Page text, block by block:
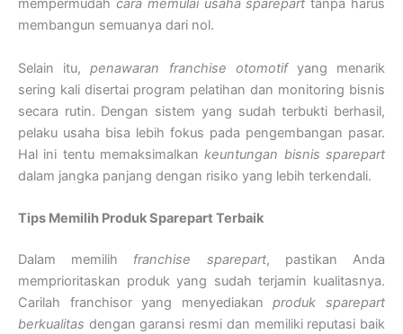
mempermudah cara memulai usaha sparepart tanpa harus
membangun semuanya dari nol.
Selain itu,penawaran franchise otomotifyang menarik
sering kali disertai program pelatihan dan monitoring bisnis
secara rutin. Dengan sistem yang sudah terbukti berhasil,
pelaku usaha bisa lebih fokus pada pengembangan pasar.
Hal ini tentu memaksimalkankeuntungan bisnis sparepart
dalam jangka panjang dengan risiko yang lebih terkendali.
Tips Memilih Produk Sparepart Terbaik
Dalam memilih franchise sparepart, pastikan Anda
memprioritaskan produk yang sudah terjamin kualitasnya.
Carilah franchisor yang menyediakanproduk sparepart
berkualitas dengan garansi resmi dan memiliki reputasi baik